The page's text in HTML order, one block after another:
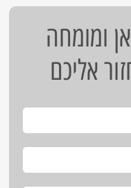
ומומחה
אליכם